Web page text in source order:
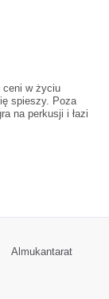
ceni w życiu
spieszy. Poza
na perkusji i łazi
Almukantarat